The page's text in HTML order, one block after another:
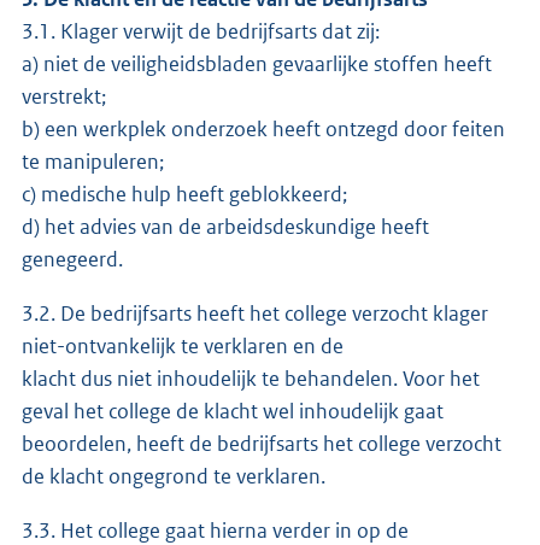
3.1. Klager verwijt de bedrijfsarts dat zij:
a) niet de veiligheidsbladen gevaarlijke stoffen heeft
verstrekt;
b) een werkplek onderzoek heeft ontzegd door feiten
te manipuleren;
c) medische hulp heeft geblokkeerd;
d) het advies van de arbeidsdeskundige heeft
genegeerd.
3.2. De bedrijfsarts heeft het college verzocht klager
niet-ontvankelijk te verklaren en de
klacht dus niet inhoudelijk te behandelen. Voor het
geval het college de klacht wel inhoudelijk gaat
beoordelen, heeft de bedrijfsarts het college verzocht
de klacht ongegrond te verklaren.
3.3. Het college gaat hierna verder in op de